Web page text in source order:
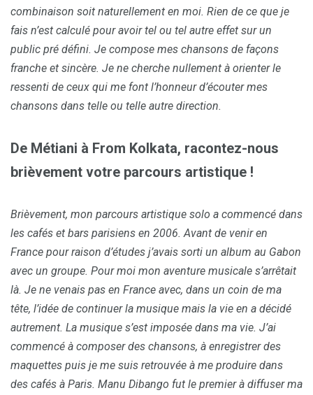
combinaison soit naturellement en moi. Rien de ce que je
fais n’est calculé pour avoir tel ou tel autre effet sur un
public pré défini. Je compose mes chansons de façons
franche et sincère. Je ne cherche nullement à orienter le
ressenti de ceux qui me font l’honneur d’écouter mes
chansons dans telle ou telle autre direction.
De Métiani à From Kolkata, racontez-nous
brièvement votre parcours artistique !
Brièvement, mon parcours artistique solo a commencé dans
les cafés et bars parisiens en 2006. Avant de venir en
France pour raison d’études j’avais sorti un album au Gabon
avec un groupe. Pour moi mon aventure musicale s’arrêtait
là. Je ne venais pas en France avec, dans un coin de ma
tête, l’idée de continuer la musique mais la vie en a décidé
autrement. La musique s’est imposée dans ma vie. J’ai
commencé à composer des chansons, à enregistrer des
maquettes puis je me suis retrouvée à me produire dans
des cafés à Paris. Manu Dibango fut le premier à diffuser ma